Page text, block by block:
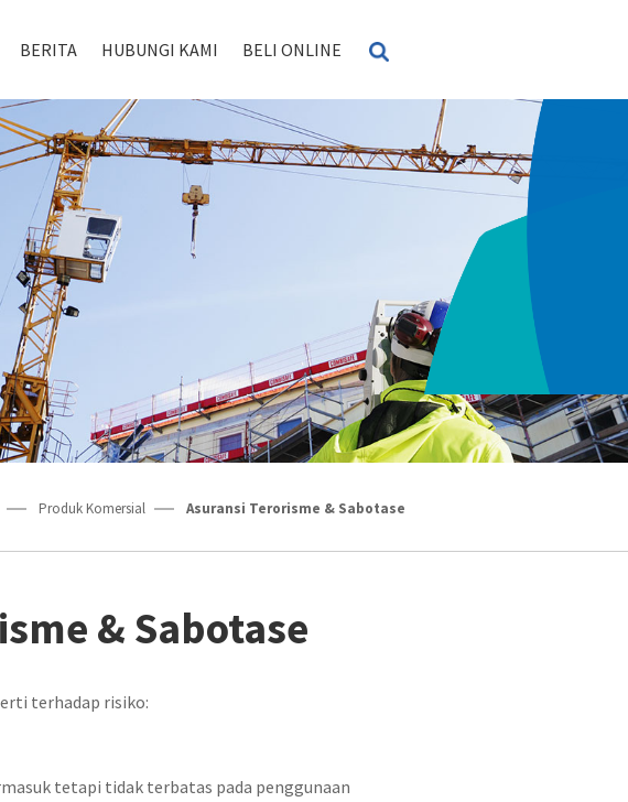
BERITA HUBUNGI KAMI BELI ONLINE
Produk Komersial Asuransi Terorisme & Sabotase
& Sabotase
terhadap risiko:
tetapi tidak terbatas pada penggunaan